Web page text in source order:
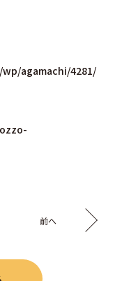
agamachi/4281/
前へ